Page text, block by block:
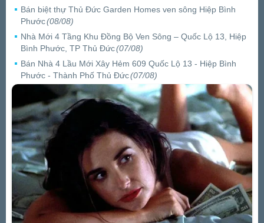
Bán biệt thự Thủ Đức Garden Homes ven sông Hiệp Bình
Phước(08/08)
Nhà Mới 4 Tầng Khu Đồng Bộ Ven Sông – Quốc Lộ 13, Hiệp
Bình Phước, TP Thủ Đức(07/08)
Bán Nhà 4 Lầu Mới Xây Hẻm 609 Quốc Lộ 13 - Hiệp Bình
Phước - Thành Phố Thủ Đức(07/08)